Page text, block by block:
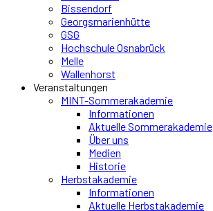
Bissendorf
Georgsmarienhütte
GSG
Hochschule Osnabrück
Melle
Wallenhorst
Veranstaltungen
MINT-Sommerakademie
Informationen
Aktuelle Sommerakademie
Über uns
Medien
Historie
Herbstakademie
Informationen
Aktuelle Herbstakademie